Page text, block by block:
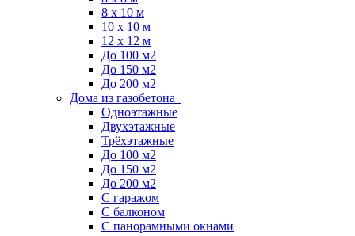
8 x 10 м
10 x 10 м
12 x 12 м
До 100 м2
До 150 м2
До 200 м2
Дома из газобетона
Одноэтажные
Двухэтажные
Трёхэтажные
До 100 м2
До 150 м2
До 200 м2
С гаражом
С балконом
С панорамными окнами